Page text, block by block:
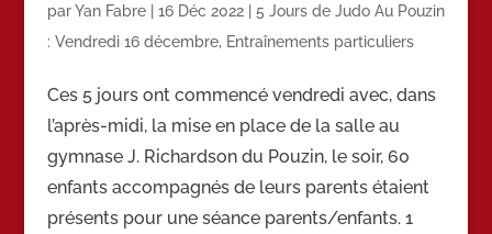
parYan Fabre| 16 Déc 2022| 5 Jours de Judo Au Pouzin
: Vendredi 16 décembre, Entraînements particuliers
Ces 5 jours ont commencé vendredi avec, dans
l’après-midi, la mise en place de la salle au
gymnase J. Richardson du Pouzin, le soir, 60
enfants accompagnés de leurs parents étaient
présents pour une séance parents/enfants. 1